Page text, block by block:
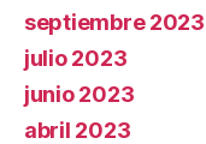
septiembre 2023
julio 2023
junio 2023
abril 2023